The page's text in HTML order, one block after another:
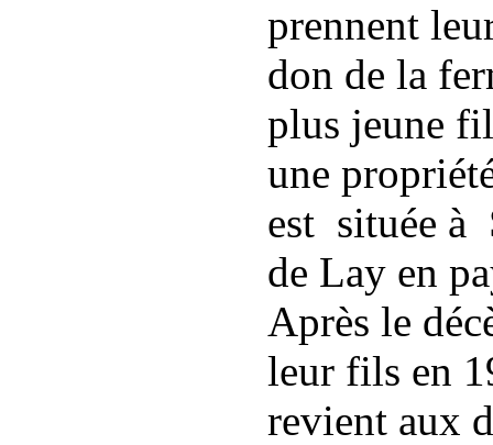
prennent
don de la
plus jeune
une
est située à
de Lay en
Après le
leur fils en
revient aux